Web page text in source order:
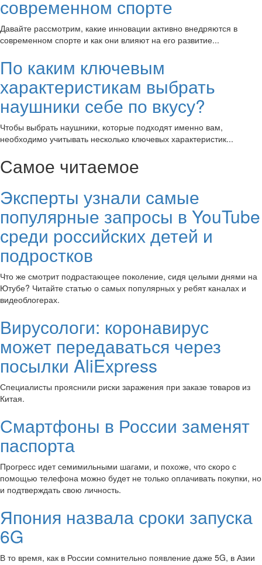
современном спорте
Давайте рассмотрим, какие инновации активно внедряются в
современном спорте и как они влияют на его развитие...
По каким ключевым
характеристикам выбрать
наушники себе по вкусу?
Чтобы выбрать наушники, которые подходят именно вам,
необходимо учитывать несколько ключевых характеристик...
Самое читаемое
Эксперты узнали самые
популярные запросы в YouTube
среди российских детей и
подростков
Что же смотрит подрастающее поколение, сидя целыми днями на
Ютубе? Читайте статью о самых популярных у ребят каналах и
видеоблогерах.
Вирусологи: коронавирус
может передаваться через
посылки AliExpress
Специалисты прояснили риски заражения при заказе товаров из
Китая.
Смартфоны в России заменят
паспорта
Прогресс идет семимильными шагами, и похоже, что скоро с
помощью телефона можно будет не только оплачивать покупки, но
и подтверждать свою личность.
Япония назвала сроки запуска
6G
В то время, как в России сомнительно появление даже 5G, в Азии